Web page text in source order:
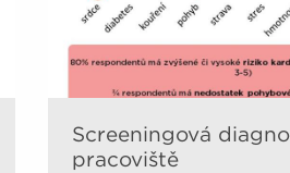
Screeningová
pracoviště